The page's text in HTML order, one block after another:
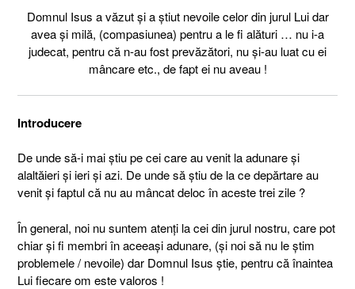
Domnul Isus a văzut şi a ştiut nevoile celor din jurul Lui dar
avea şi milă, (compasiunea) pentru a le fi alături … nu i-a
judecat, pentru că n-au fost prevăzători, nu şi-au luat cu ei
mâncare etc., de fapt ei nu aveau !
Introducere
De unde să-i mai ştiu pe cei care au venit la adunare şi
alaltăieri şi ieri şi azi. De unde să ştiu de la ce depărtare au
venit şi faptul că nu au mâncat deloc în aceste trei zile ?
În general, noi nu suntem atenţi la cei din jurul nostru, care pot
chiar şi fi membri în aceeaşi adunare, (şi noi să nu le ştim
problemele / nevoile) dar Domnul Isus ştie, pentru că înaintea
Lui fiecare om este valoros !